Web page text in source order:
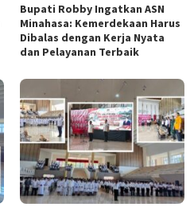
Bupati Robby Ingatkan ASN
Minahasa: Kemerdekaan Harus
Dibalas dengan Kerja Nyata
dan Pelayanan Terbaik